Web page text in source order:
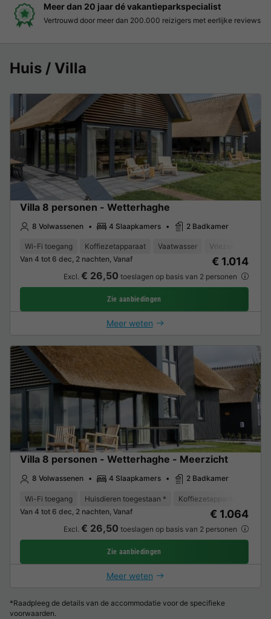
jaar dé vakantieparkspecialist
meer dan 200.000 reizigers met eerlijke reviews Duidelijke
Huis / Villa
Villa 8 personen - Wetterhaghe
8 Volwassenen 4 Slaapkamers 2 Badkamer
Wi-Fi toegang Koffiezetapparaat Vaatwasser Vriezer
Van 4 tot 6 dec, 2 nachten, Vanaf
€ 1.014
Excl. € 26,50 toeslagen op basis van 2 personen
Zie aanbiedingen
Meer weten
Villa 8 personen - Wetterhaghe - Meerzicht
8 Volwassenen 4 Slaapkamers 2 Badkamer
Wi-Fi toegang Huisdieren toegestaan * Koffiezetapparaat
Van 4 tot 6 dec, 2 nachten, Vanaf
€ 1.064
Excl. € 26,50 toeslagen op basis van 2 personen
Zie aanbiedingen
Meer weten
*Raadpleeg de details van de accommodatie voor de specifieke
voorwaarden.